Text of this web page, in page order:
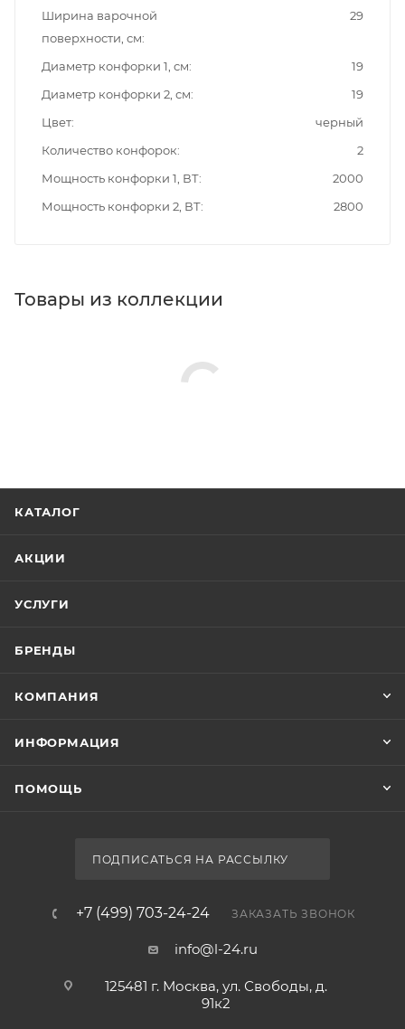
Ширина варочной
поверхности, см
29
Диаметр конфорки 1, см
19
Диаметр конфорки 2, см
19
Цвет
черный
Количество конфорок
2
Мощность конфорки 1, ВТ
2000
Мощность конфорки 2, ВТ
2800
Товары из коллекции
КАТАЛОГ
АКЦИИ
УСЛУГИ
БРЕНДЫ
КОМПАНИЯ
ИНФОРМАЦИЯ
ПОМОЩЬ
ПОДПИСАТЬСЯ НА РАССЫЛКУ
+7 (499) 703-24-24 ЗАКАЗАТЬ ЗВОНОК
info@l-24.ru
125481 г. Москва, ул. Свободы, д.
91к2